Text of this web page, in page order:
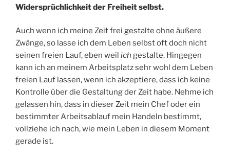
Widersprüchlichkeit der Freiheit selbst.
Auch wenn ich meine Zeit frei gestalte ohne äußere
Zwänge, so lasse ich dem Leben selbst oft doch nicht
seinen freien Lauf, eben weil ich gestalte. Hingegen
kann ich an meinem Arbeitsplatz sehr wohl dem Leben
freien Lauf lassen, wenn ich akzeptiere, dass ich keine
Kontrolle über die Gestaltung der Zeit habe. Nehme ich
gelassen hin, dass in dieser Zeit mein Chef oder ein
bestimmter Arbeitsablauf mein Handeln bestimmt,
vollziehe ich nach, wie mein Leben in diesem Moment
gerade ist.